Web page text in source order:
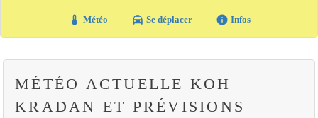
thermostat Météo local_taxi Se déplacer info Infos
MÉTÉO ACTUELLE KOH
KRADAN ET PRÉVISIONS